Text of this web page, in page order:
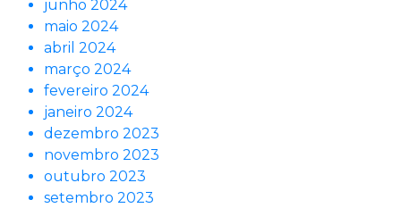
junho 2024
maio 2024
abril 2024
março 2024
fevereiro 2024
janeiro 2024
dezembro 2023
novembro 2023
outubro 2023
setembro 2023